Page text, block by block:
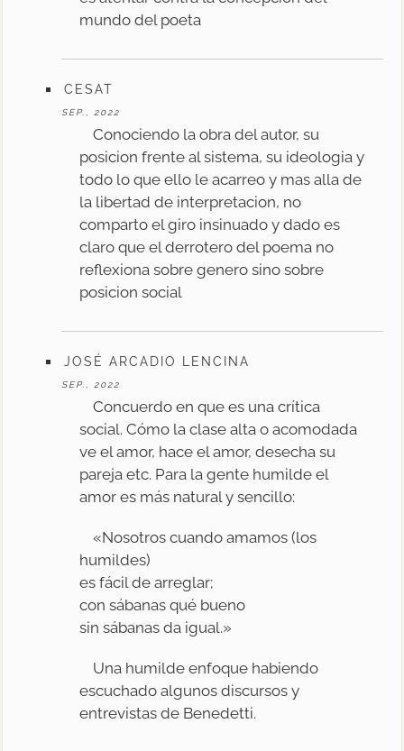
mundo del poeta
CESAT
SEP., 2022
Conociendo la obra del autor, su
posicion frente al sistema, su ideologia y
todo lo que ello le acarreo y mas alla de
la libertad de interpretacion, no
comparto el giro insinuado y dado es
claro que el derrotero del poema no
reflexiona sobre genero sino sobre
posicion social
JOSÉ ARCADIO LENCINA
SEP., 2022
Concuerdo en que es una crítica
social. Cómo la clase alta o acomodada
ve el amor, hace el amor, desecha su
pareja etc. Para la gente humilde el
amor es más natural y sencillo:
«Nosotros cuando amamos (los
humildes)
es fácil de arreglar;
con sábanas qué bueno
sin sábanas da igual.»
Una humilde enfoque habiendo
escuchado algunos discursos y
entrevistas de Benedetti.